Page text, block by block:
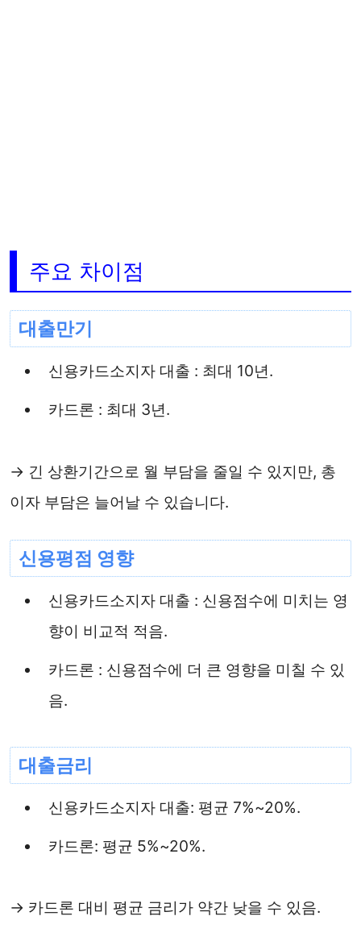
주요 차이점
대출만기
신용카드소지자 대출 : 최대 10년.
카드론 : 최대 3년.
→ 긴 상환기간으로 월 부담을 줄일 수 있지만, 총
이자 부담은 늘어날 수 있습니다.
신용평점 영향
신용카드소지자 대출 : 신용점수에 미치는 영
향이 비교적 적음.
카드론 : 신용점수에 더 큰 영향을 미칠 수 있
음.
대출금리
신용카드소지자 대출: 평균 7%~20%.
카드론: 평균 5%~20%.
→ 카드론 대비 평균 금리가 약간 낮을 수 있음.